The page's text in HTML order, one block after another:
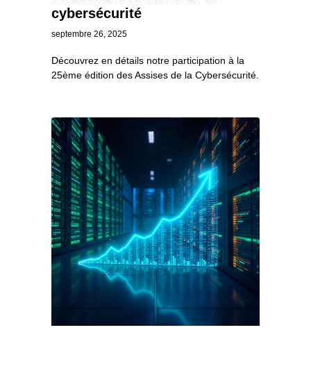
cybersécurité
septembre 26, 2025
Découvrez en détails notre participation à la
25ème édition des Assises de la Cybersécurité.